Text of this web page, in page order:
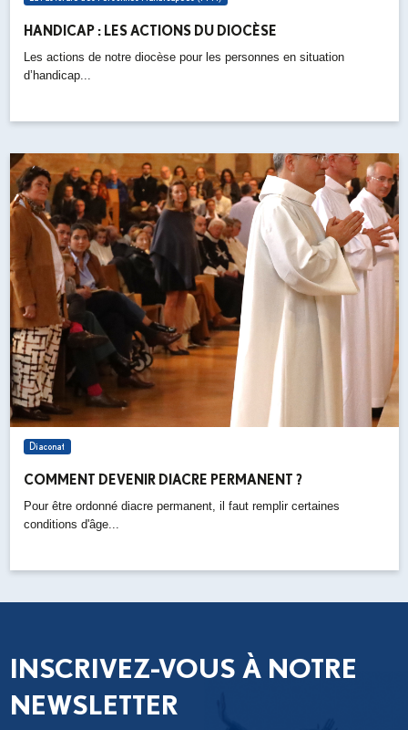
HANDICAP : LES ACTIONS DU DIOCÈSE
Les actions de notre diocèse pour les personnes en situation
d’handicap...
Diaconat
COMMENT DEVENIR DIACRE PERMANENT ?
Pour être ordonné diacre permanent, il faut remplir certaines
conditions d'âge...
INSCRIVEZ-VOUS À NOTRE
NEWSLETTER